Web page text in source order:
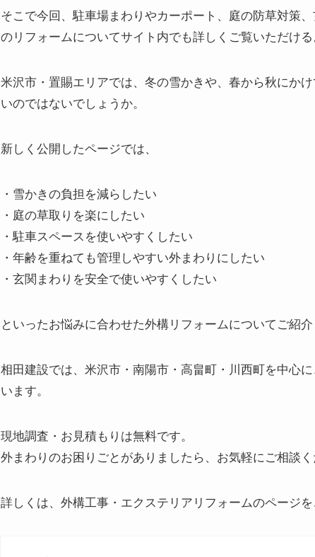
そこで今回、駐車場まわりやカーポート、庭の防草対策
のリフォームについてサイト内でも詳しくご覧いただけ
米沢市・置賜エリアでは、冬の雪かきや、春から秋にか
いのではないでしょうか。
新しく公開したページでは、
・雪かきの負担を減らしたい
・庭の草取りを楽にしたい
・駐車スペースを使いやすくしたい
・年齢を重ねても管理しやすい外まわりにしたい
・玄関まわりを安全で使いやすくしたい
といったお悩みに合わせた外構リフォームについてご紹介
相田建設では、米沢市・南陽市・高畠町・川西町を中心
います。
現地調査・お見積もりは無料です。
外まわりのお困りごとがありましたら、お気軽にご相談く
詳しくは、外構工事・エクステリアリフォームのページを